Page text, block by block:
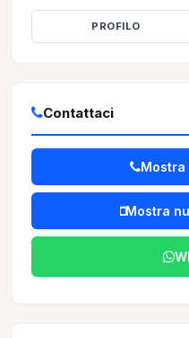
PROFILO
Contattaci
Mostra
Mostra